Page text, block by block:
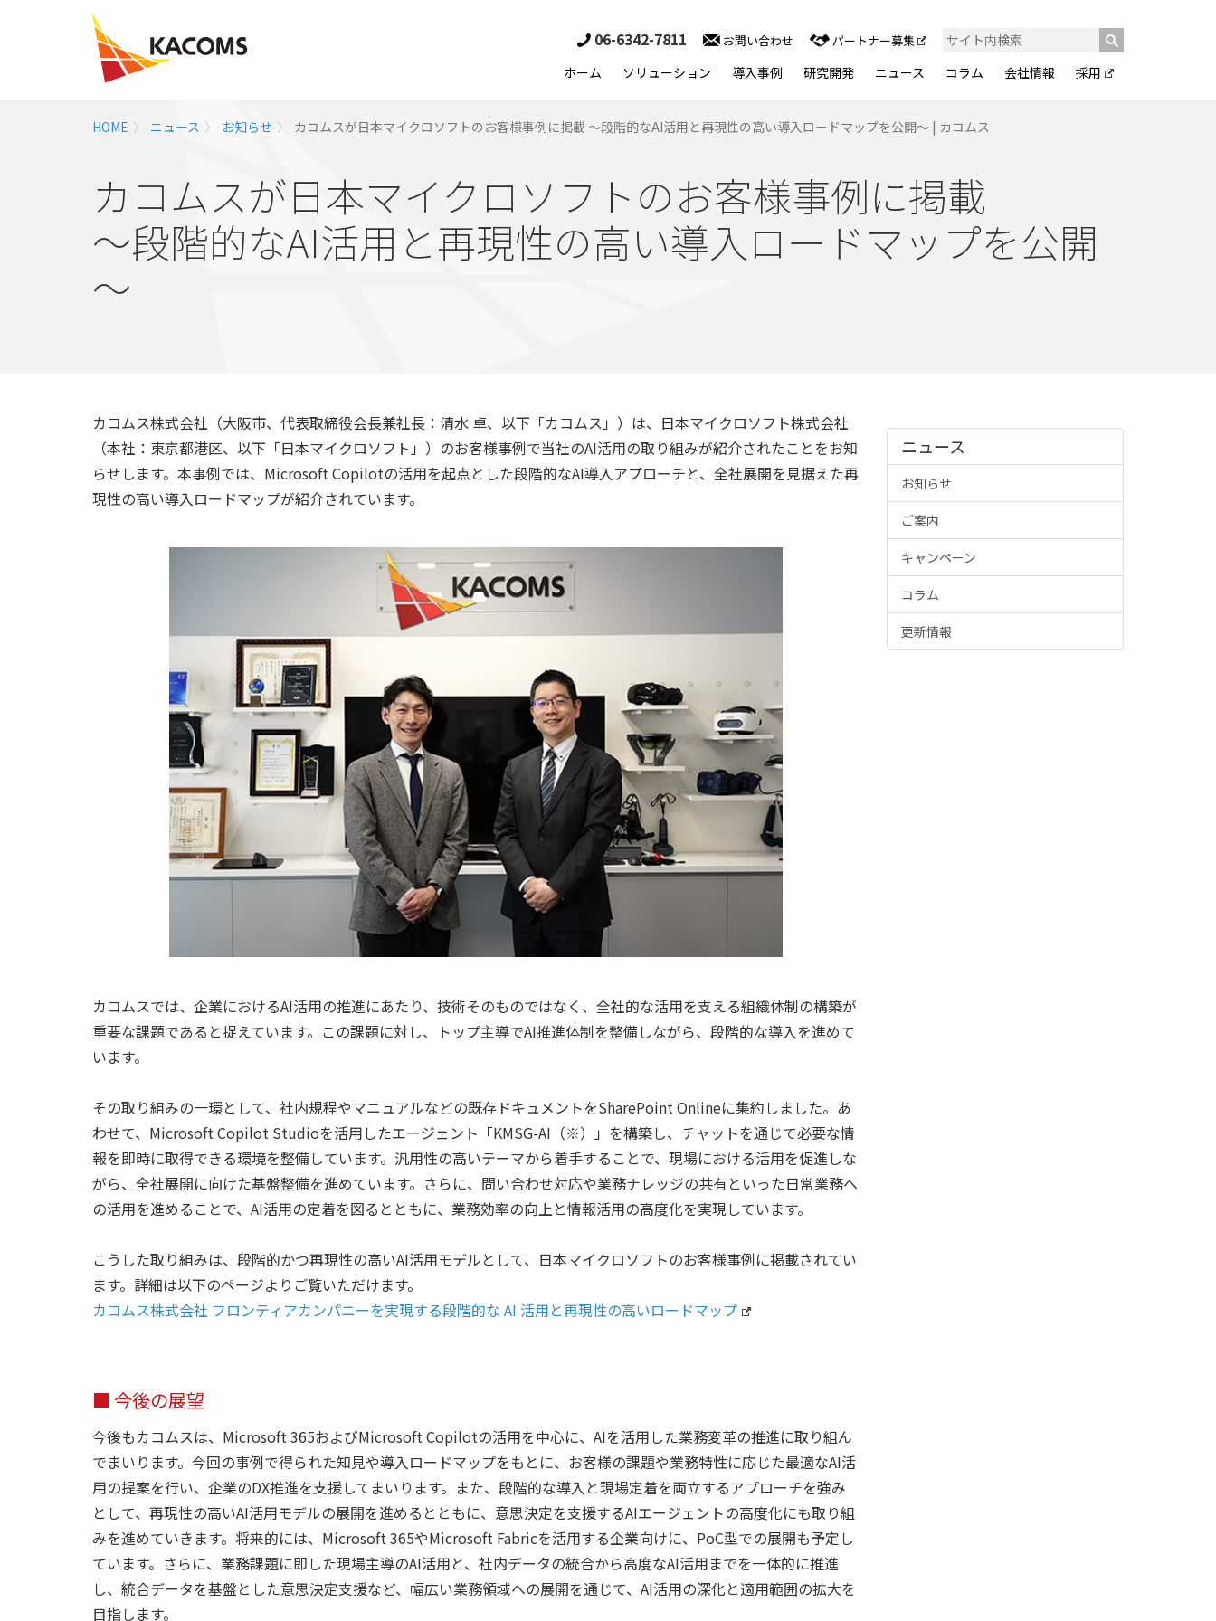
ホーム ソリューション 導入事例 研究開発 ニュース コラム 会社情報 採用
06-6342-7811 お問い合わせ パートナー募集
HOME ニュース お知らせ カコムスが日本マイクロソフトのお客様事例に掲載 ～段階的なAI活用と再現性の高い導入ロードマップを公開～ | カコムス
カコムスが日本マイクロソフトのお客様事例に掲載
～段階的なAI活用と再現性の高い導入ロードマップを公開
～
カコムス株式会社（大阪市、代表取締役会長兼社長：清水 卓、以下「カコムス」）は、日本マイクロソフト株式会社
（本社：東京都港区、以下「日本マイクロソフト」）のお客様事例で当社のAI活用の取り組みが紹介されたことをお知
らせします。本事例では、Microsoft Copilotの活用を起点とした段階的なAI導入アプローチと、全社展開を見据えた再
現性の高い導入ロードマップが紹介されています。
カコムスでは、企業におけるAI活用の推進にあたり、技術そのものではなく、全社的な活用を支える組織体制の構築が
重要な課題であると捉えています。この課題に対し、トップ主導でAI推進体制を整備しながら、段階的な導入を進めて
います。
その取り組みの一環として、社内規程やマニュアルなどの既存ドキュメントをSharePoint Onlineに集約しました。あ
わせて、Microsoft Copilot Studioを活用したエージェント「KMSG-AI（※）」を構築し、チャットを通じて必要な情
報を即時に取得できる環境を整備しています。汎用性の高いテーマから着手することで、現場における活用を促進しな
がら、全社展開に向けた基盤整備を進めています。さらに、問い合わせ対応や業務ナレッジの共有といった日常業務へ
の活用を進めることで、AI活用の定着を図るとともに、業務効率の向上と情報活用の高度化を実現しています。
こうした取り組みは、段階的かつ再現性の高いAI活用モデルとして、日本マイクロソフトのお客様事例に掲載されてい
ます。詳細は以下のページよりご覧いただけます。
カコムス株式会社 フロンティアカンパニーを実現する段階的な AI 活用と再現性の高いロードマップ
■ 今後の展望
今後もカコムスは、Microsoft 365およびMicrosoft Copilotの活用を中心に、AIを活用した業務変革の推進に取り組ん
でまいります。今回の事例で得られた知見や導入ロードマップをもとに、お客様の課題や業務特性に応じた最適なAI活
用の提案を行い、企業のDX推進を支援してまいります。また、段階的な導入と現場定着を両立するアプローチを強み
として、再現性の高いAI活用モデルの展開を進めるとともに、意思決定を支援するAIエージェントの高度化にも取り組
みを進めていきます。将来的には、Microsoft 365やMicrosoft Fabricを活用する企業向けに、PoC型での展開も予定し
ています。さらに、業務課題に即した現場主導のAI活用と、社内データの統合から高度なAI活用までを一体的に推進
し、統合データを基盤とした意思決定支援など、幅広い業務領域への展開を通じて、AI活用の深化と適用範囲の拡大を
目指します。
ニュース
お知らせ
ご案内
キャンペーン
コラム
更新情報